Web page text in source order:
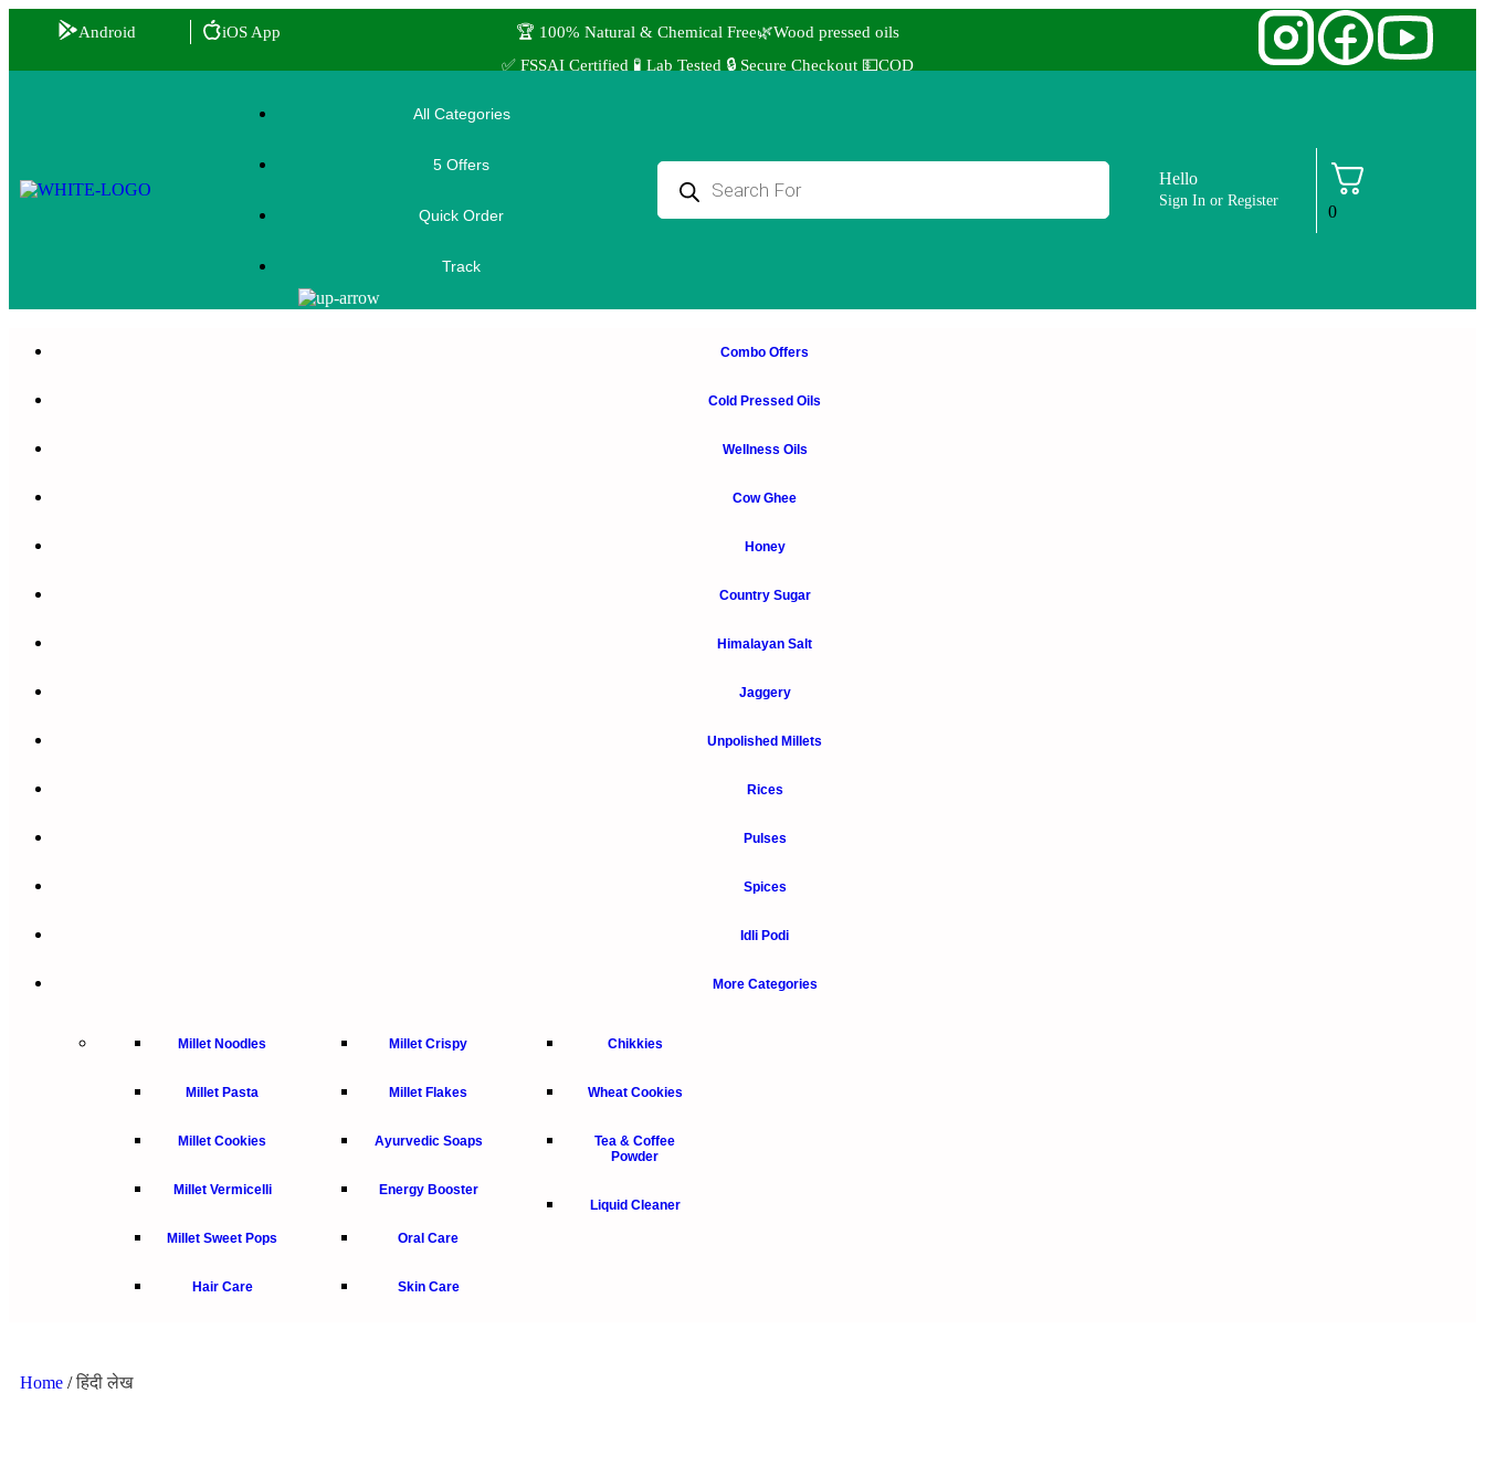
Android iOS App
🏆 100% Natural & Chemical Free🌿Wood pressed oils
✅ FSSAI Certified 🧪 Lab Tested 🔒 Secure Checkout 💵COD
🎟️ Use coupon STANDARD for ₹50 Discount ˚ ༘⋆🛍️˚ Combo Offers
All Categories
5 Offers
Quick Order
Track
Hello
Sign In or Register
0
Combo Offers
Cold Pressed Oils
Wellness Oils
Cow Ghee
Honey
Country Sugar
Himalayan Salt
Jaggery
Unpolished Millets
Rices
Pulses
Spices
Idli Podi
More Categories
Millet Noodles
Millet Pasta
Millet Cookies
Millet Vermicelli
Millet Sweet Pops
Hair Care
Millet Crispy
Millet Flakes
Ayurvedic Soaps
Energy Booster
Oral Care
Skin Care
Chikkies
Wheat Cookies
Tea & Coffee
Powder
Liquid Cleaner
Home /हिंदी लेख